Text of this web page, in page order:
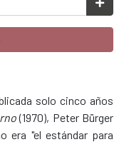
solo cinco años
(1970), Peter Bürger
era "el estándar para